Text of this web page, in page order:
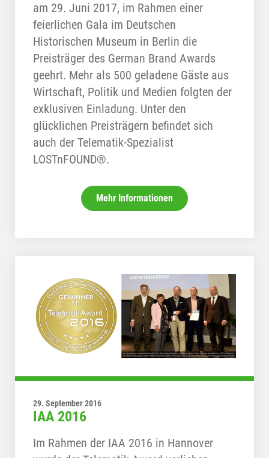
am 29. Juni 2017, im Rahmen einer
feierlichen Gala im Deutschen
Historischen Museum in Berlin die
Preisträger des German Brand Awards
geehrt. Mehr als 500 geladene Gäste aus
Wirtschaft, Politik und Medien folgten der
exklusiven Einladung. Unter den
glücklichen Preisträgern befindet sich
auch der Telematik-Spezialist
LOSTnFOUND®.
Mehr Informationen
29. September 2016
IAA 2016
Im Rahmen der IAA 2016 in Hannover